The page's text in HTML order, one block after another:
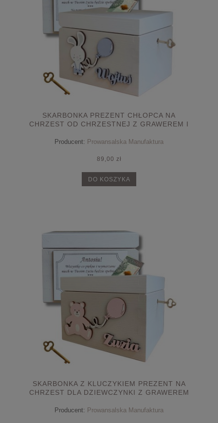
SKARBONKA PREZENT CHŁOPCA NA
CHRZEST OD CHRZESTNEJ Z GRAWEREM I
Producent: Prowansalska Manufaktura
89,00 zł
DO KOSZYKA
SKARBONKA Z KLUCZYKIEM PREZENT NA
CHRZEST DLA DZIEWCZYNKI Z GRAWEREM
Producent: Prowansalska Manufaktura